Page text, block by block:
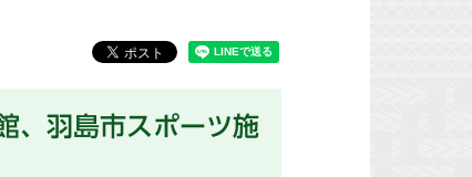
、羽島市スポーツ施